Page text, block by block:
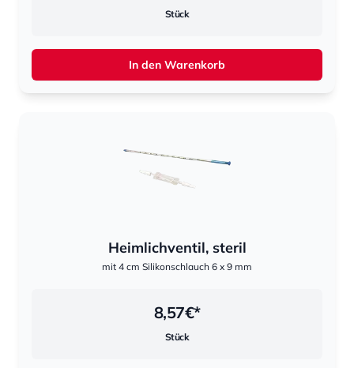
Stück
In den Warenkorb
Heimlichventil, steril
mit 4 cm Silikonschlauch 6 x 9 mm
8,57€*
Stück